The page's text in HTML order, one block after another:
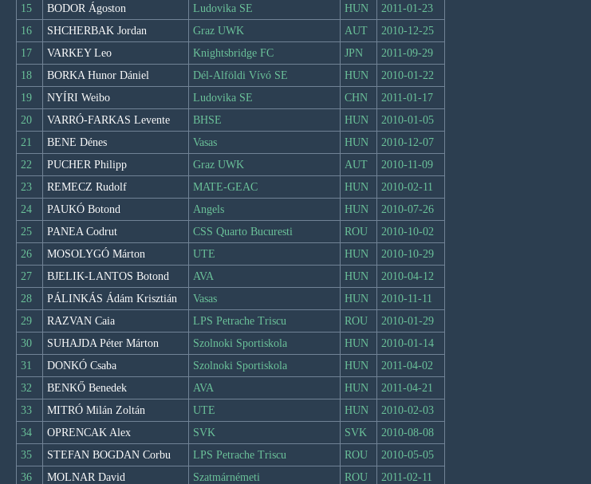
15
BODOR Ágoston Ludovika SE HUN
2011-01-23
16
SHCHERBAK Jordan Graz UWK AUT
2010-12-25
17
VARKEY Leo Knightsbridge FC JPN
2011-09-29
18
BORKA Hunor Dániel Dél-Alföldi Vívó SE HUN
2010-01-22
19
NYÍRI Weibo Ludovika SE CHN
2011-01-17
20
VARRÓ-FARKAS Levente BHSE HUN
2010-01-05
21
BENE Dénes Vasas HUN
2010-12-07
22
PUCHER Philipp Graz UWK AUT
2010-11-09
23
REMECZ Rudolf MATE-GEAC HUN
2010-02-11
24
PAUKÓ Botond Angels HUN
2010-07-26
25
PANEA Codrut CSS Quarto Bucuresti ROU
2010-10-02
26
MOSOLYGÓ Márton UTE HUN
2010-10-29
27
BJELIK-LANTOS Botond AVA HUN
2010-04-12
28
PÁLINKÁS Ádám Krisztián Vasas HUN
2010-11-11
29
RAZVAN Caia LPS Petrache Triscu ROU
2010-01-29
30
SUHAJDA Péter Márton Szolnoki Sportiskola HUN
2010-01-14
31
DONKÓ Csaba Szolnoki Sportiskola HUN
2011-04-02
32
BENKŐ Benedek AVA HUN
2011-04-21
33
MITRÓ Milán Zoltán UTE HUN
2010-02-03
34
OPRENCAK Alex SVK SVK
2010-08-08
35
STEFAN BOGDAN Corbu LPS Petrache Triscu ROU
2010-05-05
36
MOLNAR David Szatmárnémeti ROU
2011-02-11